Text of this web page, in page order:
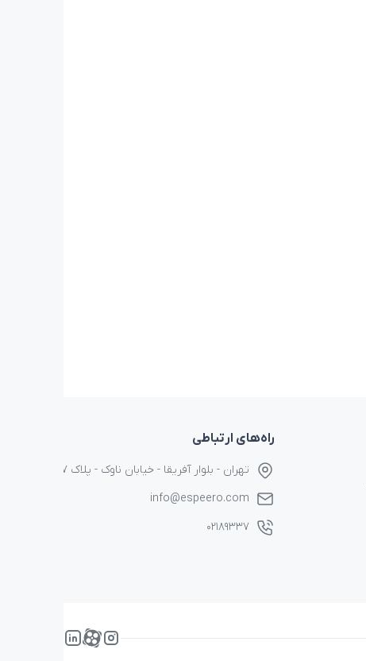
راه‌های ارتباطی
تهران - بلوار آفریقا - خیابان ناوک - پلاک ۱۷
info@espeero.com
۰۲۱۸۹۳۳۷